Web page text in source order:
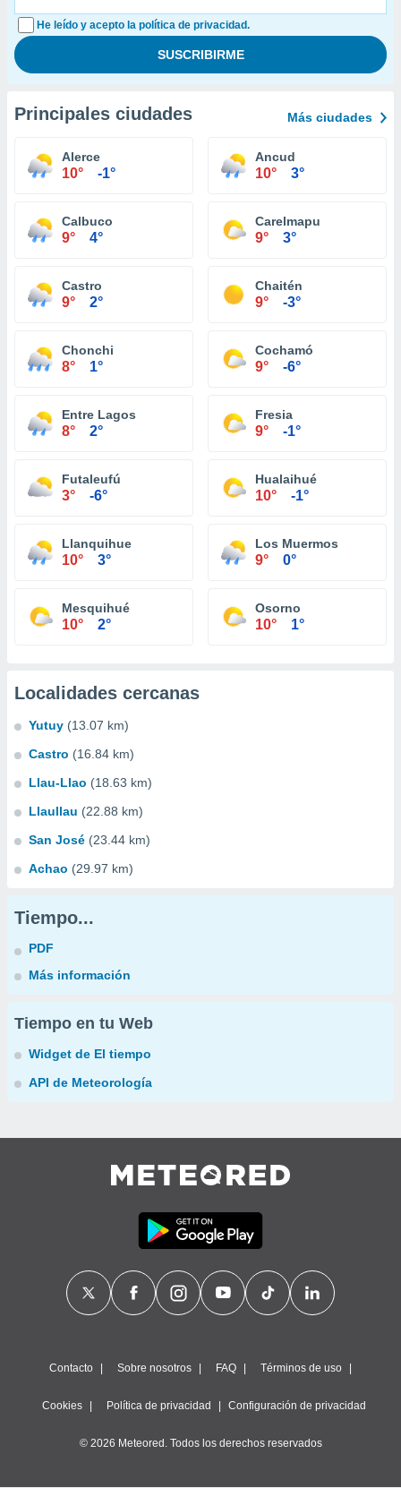
He leído y acepto la política de privacidad.
Principales ciudades Más ciudades
Alerce
10° -1°
Ancud
10° 3°
Calbuco
9° 4°
Carelmapu
9° 3°
Castro
9° 2°
Chaitén
9° -3°
Chonchi
8° 1°
Cochamó
9° -6°
Entre Lagos
8° 2°
Fresia
9° -1°
Futaleufú
3° -6°
Hualaihué
10° -1°
Llanquihue
10° 3°
Los Muermos
9° 0°
Mesquihué
10° 2°
Osorno
10° 1°
Localidades cercanas
Yutuy (13.07 km)
Castro (16.84 km)
Llau-Llao (18.63 km)
Llaullau (22.88 km)
San José (23.44 km)
Achao (29.97 km)
Tiempo...
PDF
Más información
Tiempo en tu Web
Widget de El tiempo
API de Meteorología
Contacto Sobre nosotros FAQ Términos de uso
Cookies Política de privacidad Configuración de privacidad
© 2026 Meteored. Todos los derechos reservados